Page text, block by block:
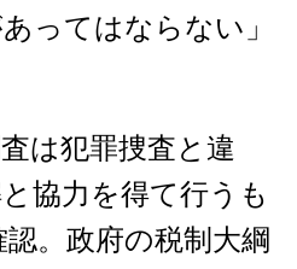
ってはならない」
は犯罪捜査と違
協力を得て行うも
。政府の税制大綱